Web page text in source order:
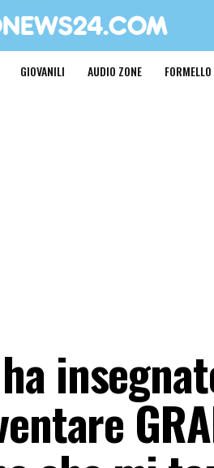
GIOVANILI AUDIO ZONE FORMELLO